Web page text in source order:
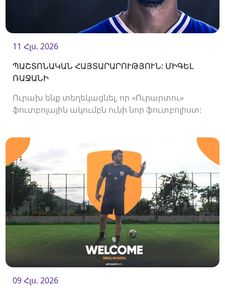
11 Հլս. 2026
ՊԱՇՏՈՆԱԿԱՆ ՀԱՅՏԱՐԱՐՈՒԹՅՈՒՆ: ՄԻԳԵԼ
ՌԱՋԱՆԻ
Ուրախ ենք տեղեկացնել, որ «Ուրարտու»
ֆուտբոլային ակումբն ունի նոր ֆուտբոլիստ:
09 Հլս. 2026